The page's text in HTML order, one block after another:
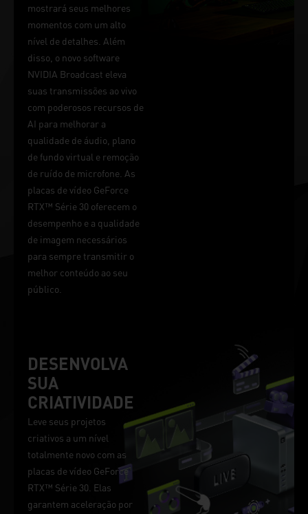
mostrará seus melhores
momentos com um alto
nível de detalhes. Além
disso, o novo software
NVIDIA Broadcast eleva
suas transmissões ao vivo
com poderosos recursos de
AI para melhorar a
qualidade de áudio, plano
de fundo virtual e remoção
de ruído de microfone. As
placas de vídeo GeForce
RTX™ Série 30 oferecem o
desempenho e a qualidade
de imagem necessários
para sempre transmitir o
melhor conteúdo ao seu
público.
DESENVOLVA
SUA
CRIATIVIDADE
Leve seus projetos
criativos a um nível
totalmente novo com as
placas de vídeo GeForce
RTX™ Série 30. Elas
garantem aceleração por